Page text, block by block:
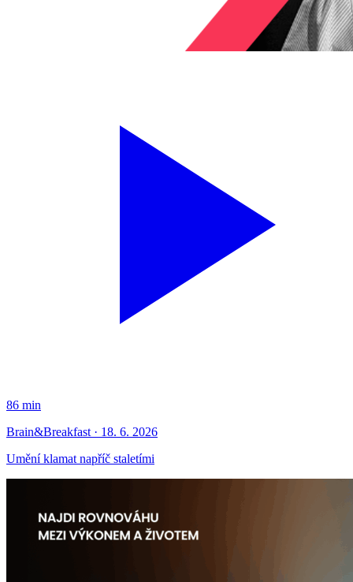
86 min
Brain&Breakfast · 18. 6. 2026
Umění klamat napříč staletími